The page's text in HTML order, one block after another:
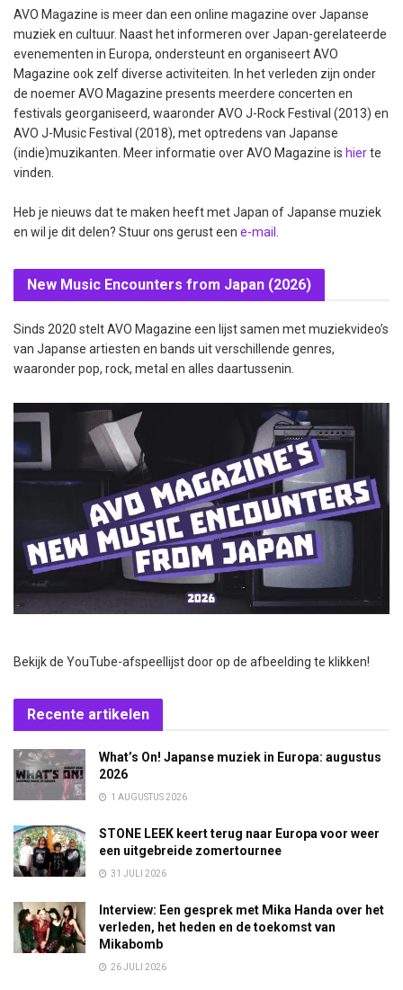
AVO Magazine is meer dan een online magazine over Japanse
muziek en cultuur. Naast het informeren over Japan-gerelateerde
evenementen in Europa, ondersteunt en organiseert AVO
Magazine ook zelf diverse activiteiten. In het verleden zijn onder
de noemer AVO Magazine presents meerdere concerten en
festivals georganiseerd, waaronder AVO J-Rock Festival (2013) en
AVO J-Music Festival (2018), met optredens van Japanse
(indie)muzikanten. Meer informatie over AVO Magazine is hierte
vinden.
Heb je nieuws dat te maken heeft met Japan of Japanse muziek
en wil je dit delen? Stuur ons gerust een e-mail
New Music Encounters from Japan (2026)
Sinds 2020 stelt AVO Magazine een lijst samen met muziekvideo’s
van Japanse artiesten en bands uit verschillende genres,
waaronder pop, rock, metal en alles daartussenin.
Bekijk de YouTube-afspeellijst door op de afbeelding te klikken!
Recente artikelen
What’s On! Japanse muziek in Europa: augustus
2026
1 AUGUSTUS 2026
STONE LEEK keert terug naar Europa voor weer
een uitgebreide zomertournee
31 JULI 2026
Interview: Een gesprek met Mika Handa over het
verleden, het heden en de toekomst van
Mikabomb
26 JULI 2026